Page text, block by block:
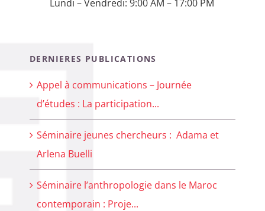
Lundi – Vendredi: 9:00 AM – 17:00 PM
DERNIERES PUBLICATIONS
Appel à communications – Journée
d’études : La participation...
Séminaire jeunes chercheurs : Adama et
Arlena Buelli
Séminaire l’anthropologie dans le Maroc
contemporain : Proje...